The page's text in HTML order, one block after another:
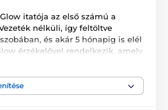
itatója az első számú a
nélküli, így feltöltve
és akár 5 hónapig is elél
érzékelővel rendelkezik, amely
remekül fogsz aludni és pihenni.
otthonodnak, több színben